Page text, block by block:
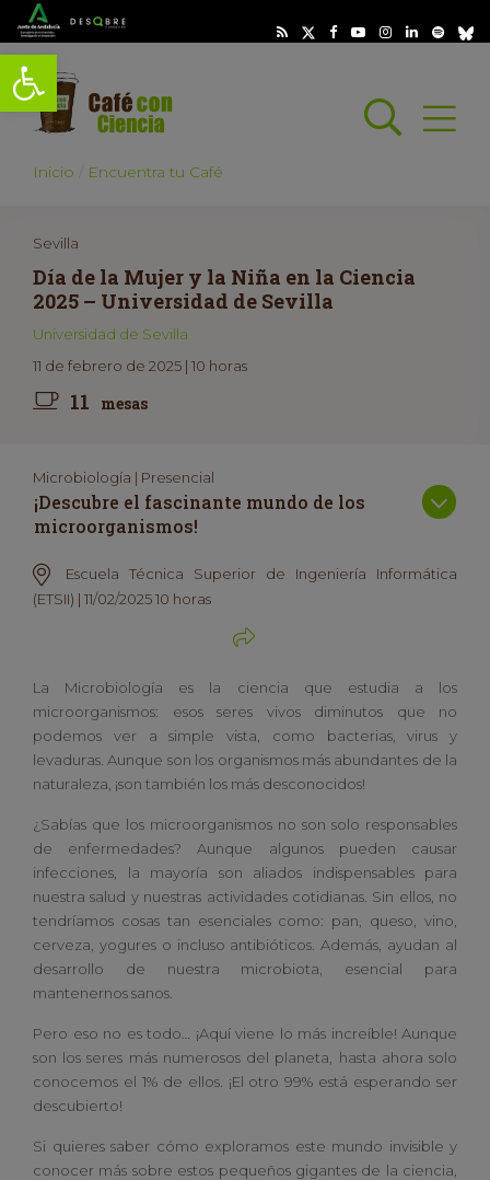
Abrir barra de herramientas
Abrir
Inicio Encuentra tu Café
Sevilla
Día de la Mujer y la Niña en la Ciencia
2025 – Universidad de Sevilla
Universidad de Sevilla
11 de febrero de 2025 | 10 horas
11 mesas
Microbiología | Presencial
¡Descubre el fascinante mundo de los
microorganismos!
Escuela Técnica Superior de Ingeniería Informática
(ETSII) | 11/02/2025 10 horas
La Microbiología es la ciencia que estudia a los
microorganismos: esos seres vivos diminutos que no
podemos ver a simple vista, como bacterias, virus y
levaduras. Aunque son los organismos más abundantes de la
naturaleza, ¡son también los más desconocidos!
¿Sabías que los microorganismos no son solo responsables
de enfermedades? Aunque algunos pueden causar
infecciones, la mayoría son aliados indispensables para
nuestra salud y nuestras actividades cotidianas. Sin ellos, no
tendríamos cosas tan esenciales como: pan, queso, vino,
cerveza, yogures o incluso antibióticos. Además, ayudan al
desarrollo de nuestra microbiota, esencial para
mantenernos sanos.
Pero eso no es todo… ¡Aquí viene lo más increíble! Aunque
son los seres más numerosos del planeta, hasta ahora solo
conocemos el 1% de ellos. ¡El otro 99% está esperando ser
descubierto!
Si quieres saber cómo exploramos este mundo invisible y
conocer más sobre estos pequeños gigantes de la ciencia,